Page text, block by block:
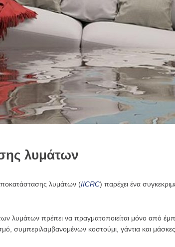
λυμάτων
λυμάτων (IICRC) παρέχει ένα
πρέπει να πραγματοποιείται μόνο από
συμπεριλαμβανομένων κοστούμι, γάντια και μάσκες.